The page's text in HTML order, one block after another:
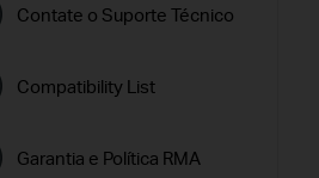
Contate o Suporte Técnico
Compatibility List
Garantia e Política RMA